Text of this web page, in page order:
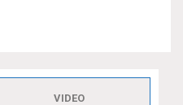
VIDEO